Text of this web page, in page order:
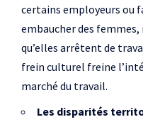
certains employeurs ou
embaucher des
qu’elles arrêtent de
frein culturel freine
marché du travail.
Les disparités